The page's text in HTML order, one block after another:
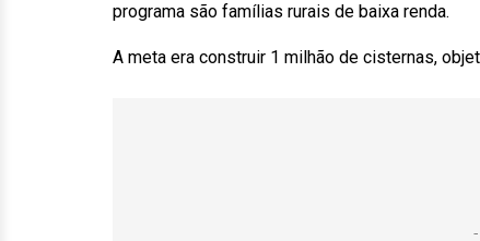
programa são famílias rurais de baixa renda.
A meta era construir 1 milhão de cisternas,